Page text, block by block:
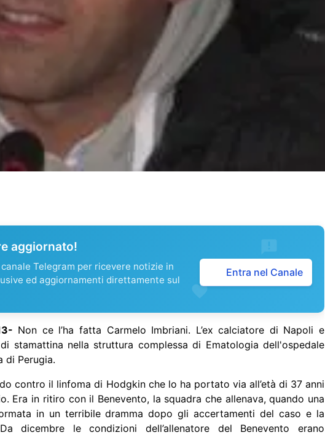
aggiornato!
Telegram per ricevere notizie in
ed aggiornamenti direttamente sul
Entra nel Canale
Non ce l’ha fatta Carmelo Imbriani. L’ex calciatore di Napoli e
stamattina nella struttura complessa di Ematologia dell'ospedale
di Perugia.
contro il linfoma di Hodgkin che lo ha portato via all’età di 37 anni
Era in ritiro con il Benevento, la squadra che allenava, quando una
in un terribile dramma dopo gli accertamenti del caso e la
dicembre le condizioni dell’allenatore del Benevento erano